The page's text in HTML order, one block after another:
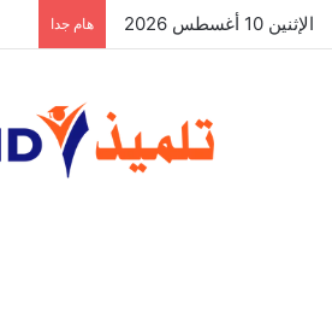
الإثنين 10 أغسطس 2026 هام جدا